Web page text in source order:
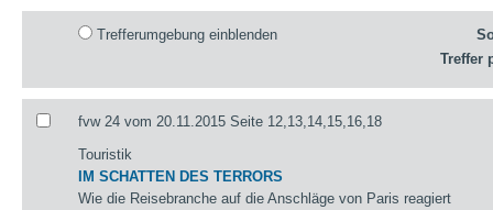
Trefferumgebung einblenden
Treffer
fvw 24 vom 20.11.2015 Seite 12,13,14,15,16,18
Touristik
IM SCHATTEN DES TERRORS
Wie die Reisebranche auf die Anschläge von Paris reagiert